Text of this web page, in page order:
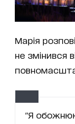
Марія
не змінився
"Я